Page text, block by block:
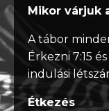
Mikor várjuk
A tábor
Érkezni 7:15
indulási
Étkezés